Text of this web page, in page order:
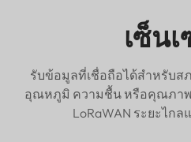
เซ็น
รับข้อมูลที่เชื่อถือได้สำหรับส
อุณหภูมิ ความชื้น หรือคุณภาพ
LoRaWAN ระยะไก